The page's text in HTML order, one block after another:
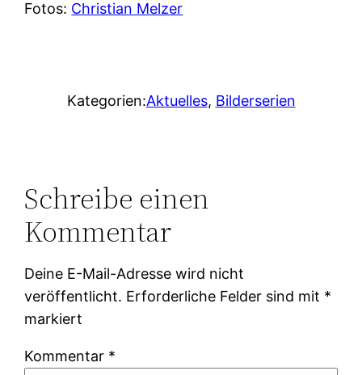
Fotos: Christian Melzer
Kategorien:Aktuelles, Bilderserien
Schreibe einen
Kommentar
Deine E-Mail-Adresse wird nicht
veröffentlicht. Erforderliche Felder sind mit *
markiert
Kommentar *